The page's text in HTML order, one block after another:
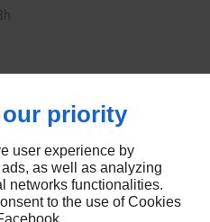
- 18h
priority
user experience by
as well as analyzing
networks functionalities.
to the use of Cookies